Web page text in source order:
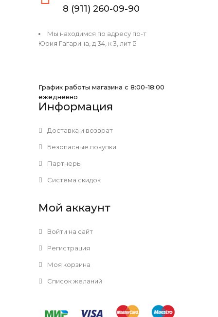
8 (911) 260-09-90
Мы находимся по адресу пр-т
Юрия Гагарина, д 34, к 3, лит Б
График работы магазина с 8:00-18:00
ежедневно
Информация
Доставка и возврат
Безопасные покупки
Партнеры
Система скидок
Мой аккаунт
Войти на сайт
Регистрация
Моя корзина
Список желаний